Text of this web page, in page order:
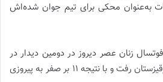
به‌عنوان محکی برای تیم جوان شده‌اش
زنان عصر دیروز در دومین دیدار در
رقابت‌های کافا به مصاف قرقیزستان رفت و با نتیجه ۱۱ بر صفر به پیروزی